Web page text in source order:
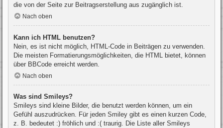
die von der Seite zur Beitragserstellung aus zugänglich ist.
Nach oben
Kann ich HTML benutzen?
Nein, es ist nicht möglich, HTML-Code in Beiträgen zu verwenden.
Die meisten Formatierungsmöglichkeiten, die HTML bietet, können
über BBCode erreicht werden.
Nach oben
Was sind Smileys?
Smileys sind kleine Bilder, die benutzt werden können, um ein
Gefühl auszudrücken. Für jeden Smiley gibt es einen kurzen Code,
z. B. bedeutet :) fröhlich und :( traurig. Die Liste aller Smileys